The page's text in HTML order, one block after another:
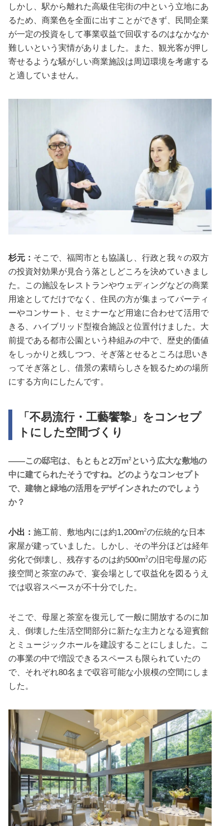
しかし、駅から離れた高級住宅街の中という立地にあ
るため、商業色を全面に出すことができず、民間企業
が一定の投資をして事業収益で回収するのはなかなか
難しいという実情がありました。また、観光客が押し
寄せるような騒がしい商業施設は周辺環境を考慮する
と適していません。
杉元： そこで、福岡市とも協議し、行政と我々の双方
の投資対効果が見合う落としどころを決めていきまし
た。この施設をレストランやウェディングなどの商業
用途としてだけでなく、住民の方が集まってパーティ
ーやコンサート、セミナーなど用途に合わせて活用で
きる、ハイブリッド型複合施設と位置付けました。大
前提である都市公園という枠組みの中で、歴史的価値
をしっかりと残しつつ、そぎ落とせるところは思いき
ってそぎ落とし、借景の素晴らしさを観るための場所
にする方向にしたんです。
「不易流行・工藝饗摯」をコンセプ
トにした空間づくり
――この邸宅は、もともと2万m2という広大な敷地の
中に建てられたそうですね。どのようなコンセプト
で、建物と緑地の活用をデザインされたのでしょう
か？
小出： 施工前、敷地内には約1,200m2の伝統的な日本
家屋が建っていました。しかし、その半分ほどは経年
劣化で倒壊し、残存するのは約500m2の旧宅母屋の応
接空間と茶室のみで、宴会場として収益化を図るうえ
では収容スペースが不十分でした。
そこで、母屋と茶室を復元して一般に開放するのに加
え、倒壊した生活空間部分に新たな主力となる迎賓館
とミュージックホールを建設することにしました。こ
の事業の中で増設できるスペースも限られていたの
で、それぞれ80名まで収容可能な小規模の空間にしま
した。